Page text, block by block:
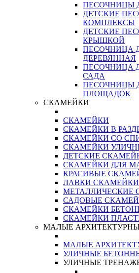
ПЕСОЧНИЦЫ
ДЕТСКИЕ
КОМПЛЕКСЫ
ДЕТСКИЕ
КРЫШКОЙ
ПЕСОЧНИЦА
ДЕРЕВЯННАЯ
ПЕСОЧНИЦА
САДА
ПЕСОЧНИЦЫ
ПЛОЩАДОК
СКАМЕЙКИ
СКАМЕЙКИ
СКАМЕЙКИ В
СКАМЕЙКИ СО
СКАМЕЙКИ
ДЕТСКИЕ
СКАМЕЙКИ ДЛЯ
КРАСИВЫЕ
ЛАВКИ СКАМЕЙКИ
МЕТАЛЛИЧЕСКИЕ
САДОВЫЕ
СКАМЕЙКИ
СКАМЕЙКИ
МАЛЫЕ
МАЛЫЕ
УЛИЧНЫЕ
УЛИЧНЫЕ